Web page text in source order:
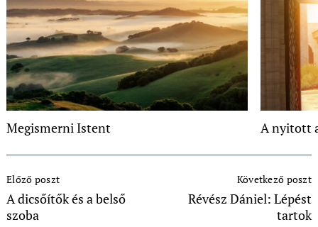
Megismerni Istent A nyitott
Navigation
Előző poszt
A dicsőítők és a belső
szoba
Következő poszt
Révész Dániel: Lépést
tartok